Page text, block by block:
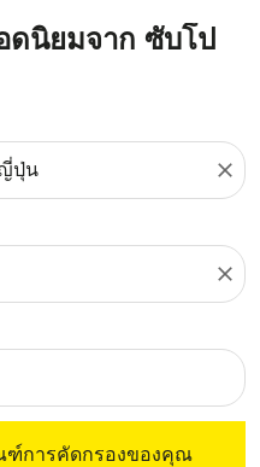
ดนิยมจาก ซับโป
close
close
ฑ์การคัดกรองของคุณ